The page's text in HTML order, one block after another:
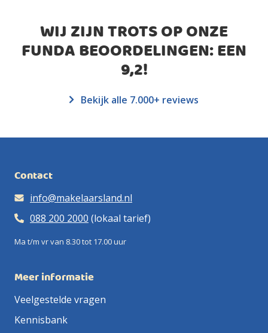
WIJ ZIJN TROTS OP ONZE
FUNDA BEOORDELINGEN: EEN
9,2!
Bekijk alle 7.000+ reviews
Contact
info@makelaarsland.nl
088 200 2000 (lokaal tarief)
Ma t/m vr van 8.30 tot 17.00 uur
Meer informatie
Veelgestelde vragen
Kennisbank